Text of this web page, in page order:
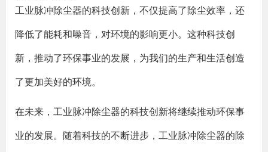
工业脉冲除尘器的科技创新，不仅提高了除尘效率，还
降低了能耗和噪音，对环境的影响更小。这种科技创
新，推动了环保事业的发展，为我们的生产和生活创造
了更加美好的环境。
在未来，工业脉冲除尘器的科技创新将继续推动环保事
业的发展。随着科技的不断进步，工业脉冲除尘器的除